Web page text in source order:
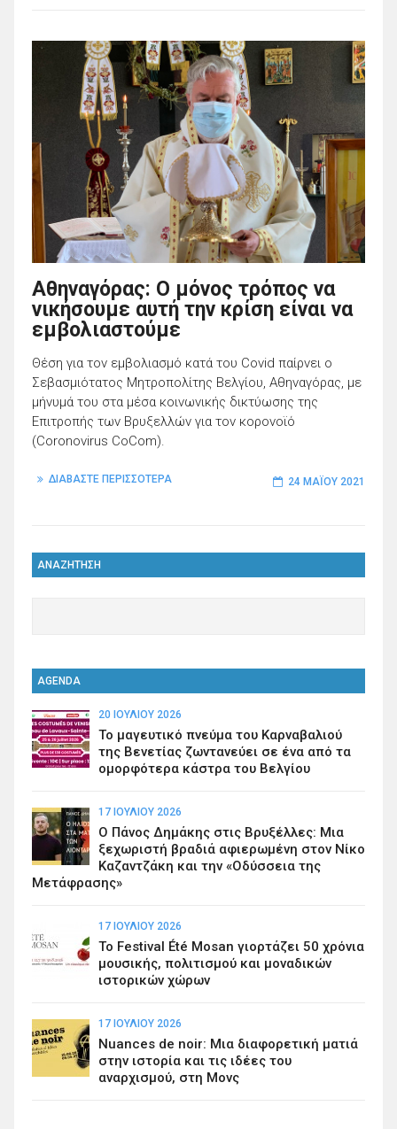
Αθηναγόρας: O μόνος τρόπος να
νικήσουμε αυτή την κρίση είναι να
εμβολιαστούμε
Θέση για τον εμβολιασμό κατά του Covid παίρνει ο
Σεβασμιότατος Μητροπολίτης Βελγίου, Αθηναγόρας, με
μήνυμά του στα μέσα κοινωνικής δικτύωσης της
Επιτροπής των Βρυξελλών για τον κορονοϊό
(Coronovirus CoCom).
ΔΙΑΒΑΣΤΕ ΠΕΡΙΣΣΟΤΕΡΑ 24 ΜΑΪ́ΟΥ 2021
ΑΝΑΖΗΤΗΣΗ
AGENDA
20 ΙΟΥΛΊΟΥ 2026
Το μαγευτικό πνεύμα του Καρναβαλιού
της Βενετίας ζωντανεύει σε ένα από τα
ομορφότερα κάστρα του Βελγίου
17 ΙΟΥΛΊΟΥ 2026
Ο Πάνος Δημάκης στις Βρυξέλλες: Μια
ξεχωριστή βραδιά αφιερωμένη στον Νίκο
Καζαντζάκη και την «Οδύσσεια της
Μετάφρασης»
17 ΙΟΥΛΊΟΥ 2026
Το Festival Été Mosan γιορτάζει 50 χρόνια
μουσικής, πολιτισμού και μοναδικών
ιστορικών χώρων
17 ΙΟΥΛΊΟΥ 2026
Nuances de noir: Μια διαφορετική ματιά
στην ιστορία και τις ιδέες του
αναρχισμού, στη Μονς